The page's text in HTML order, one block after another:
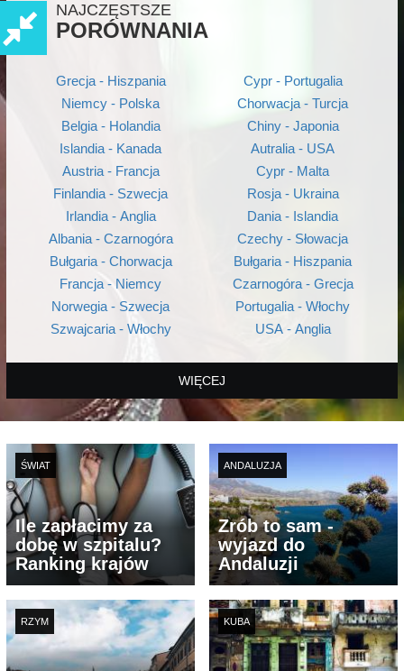
NAJCZĘSTSZE
PORÓWNANIA
Grecja - Hiszpania
Niemcy - Polska
Belgia - Holandia
Islandia - Kanada
Austria - Francja
Finlandia - Szwecja
Irlandia - Anglia
Albania - Czarnogóra
Bułgaria - Chorwacja
Francja - Niemcy
Norwegia - Szwecja
Szwajcaria - Włochy
Cypr - Portugalia
Chorwacja - Turcja
Chiny - Japonia
Autralia - USA
Cypr - Malta
Rosja - Ukraina
Dania - Islandia
Czechy - Słowacja
Bułgaria - Hiszpania
Czarnogóra - Grecja
Portugalia - Włochy
USA - Anglia
WIĘCEJ
ŚWIAT
Ile zapłacimy za
dobę w szpitalu?
Ranking krajów
ANDALUZJA
Zrób to sam -
wyjazd do
Andaluzji
RZYM KUBA